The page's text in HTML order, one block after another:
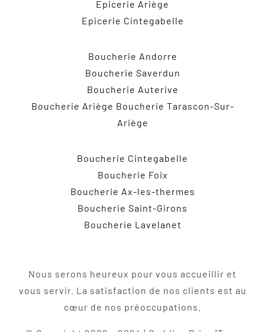
Epicerie Ariège
Epicerie Cintegabelle
Boucherie Andorre
Boucherie Saverdun
Boucherie Auterive
Boucherie Ariège Boucherie Tarascon-Sur-
Ariège
Boucherie Cintegabelle
Boucherie Foix
Boucherie Ax-les-thermes
Boucherie Saint-Girons
Boucherie Lavelanet
Nous serons heureux pour vous accueillir et
vous servir. La satisfaction de nos clients est au
cœur de nos préoccupations.